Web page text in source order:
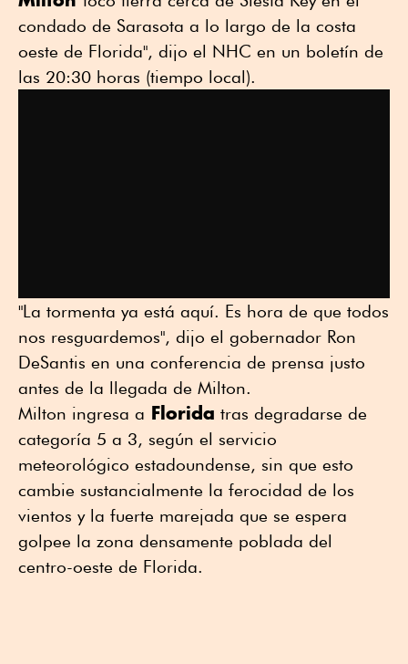
condado de Sarasota a lo largo de la costa
oeste de Florida", dijo el NHC en un boletín de
las 20:30 horas (tiempo local).
"La tormenta ya está aquí. Es hora de que todos
nos resguardemos", dijo el gobernador Ron
DeSantis en una conferencia de prensa justo
antes de la llegada de Milton.
Milton ingresa a Florida tras degradarse de
categoría 5 a 3, según el servicio
meteorológico estadoundense, sin que esto
cambie sustancialmente la ferocidad de los
vientos y la fuerte marejada que se espera
golpee la zona densamente poblada del
centro-oeste de Florida.